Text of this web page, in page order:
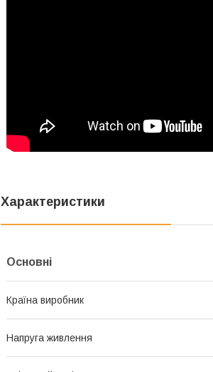
Характеристики
Основні
Країна виробник
Напруга живлення